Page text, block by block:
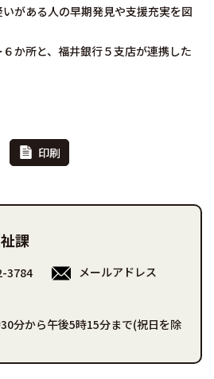
がある人の早期発見や支援充実を図
か所と、福井銀行５支店が連携した
印刷
課
3784 メールアドレス
分から午後5時15分まで(祝日を除